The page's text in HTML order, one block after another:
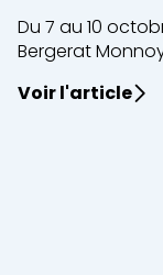
Du 7 au 10
Bergerat
Voir l'article